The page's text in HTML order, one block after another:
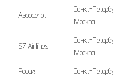
Аэрофлот
Санкт-
Москва
S7 Airlines
Санкт-
Москва
Россия Санкт-